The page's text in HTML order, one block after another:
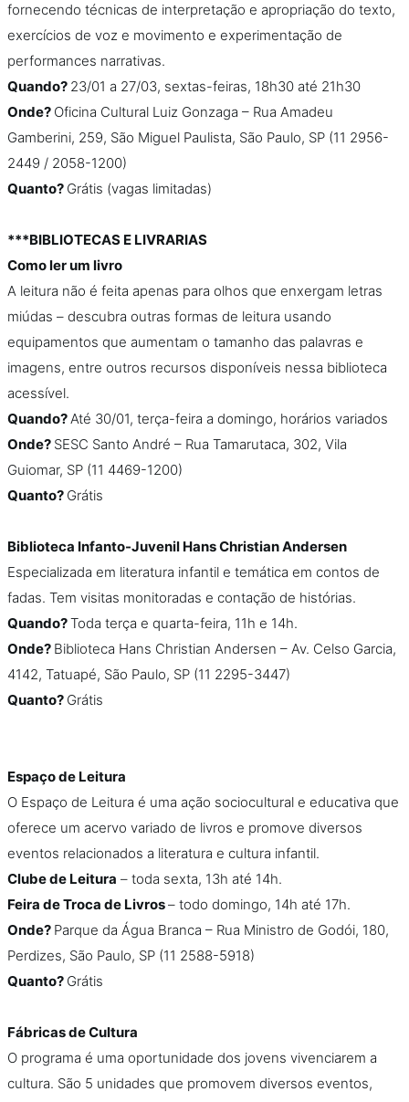
fornecendo técnicas de interpretação e apropriação do texto,
exercícios de voz e movimento e experimentação de
performances narrativas.
Quando? 23/01 a 27/03, sextas-feiras, 18h30 até 21h30
Onde? Oficina Cultural Luiz Gonzaga – Rua Amadeu
Gamberini, 259, São Miguel Paulista, São Paulo, SP (11 2956-
2449 / 2058-1200)
Quanto? Grátis (vagas limitadas)
***BIBLIOTECAS E LIVRARIAS
Como ler um livro
A leitura não é feita apenas para olhos que enxergam letras
miúdas – descubra outras formas de leitura usando
equipamentos que aumentam o tamanho das palavras e
imagens, entre outros recursos disponíveis nessa biblioteca
acessível.
Quando?Até 30/01, terça-feira a domingo, horários variados
Onde? SESC Santo André – Rua Tamarutaca, 302, Vila
Guiomar, SP (11 4469-1200)
Quanto? Grátis
Biblioteca Infanto-Juvenil Hans Christian Andersen
Especializada em literatura infantil e temática em contos de
fadas. Tem visitas monitoradas e contação de histórias.
Quando?Toda terça e quarta-feira, 11h e 14h.
Onde? Biblioteca Hans Christian Andersen – Av. Celso Garcia,
4142, Tatuapé, São Paulo, SP (11 2295-3447)
Quanto? Grátis
Espaço de Leitura
O Espaço de Leitura é uma ação sociocultural e educativa que
oferece um acervo variado de livros e promove diversos
eventos relacionados a literatura e cultura infantil.
Clube de Leitura – toda sexta, 13h até 14h.
Feira de Troca de Livros– todo domingo, 14h até 17h.
Onde? Parque da Água Branca – Rua Ministro de Godói, 180,
Perdizes, São Paulo, SP (11 2588-5918)
Quanto? Grátis
Fábricas de Cultura
O programa é uma oportunidade dos jovens vivenciarem a
cultura. São 5 unidades que promovem diversos eventos,